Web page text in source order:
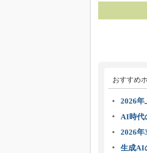
おすすめ
2026
AI時代
2026年
生成AI